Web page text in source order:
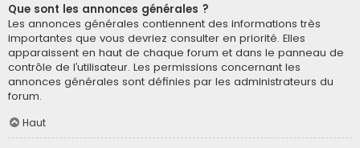
Que sont les annonces générales ?
Les annonces générales contiennent des informations très
importantes que vous devriez consulter en priorité. Elles
apparaissent en haut de chaque forum et dans le panneau de
contrôle de l’utilisateur. Les permissions concernant les
annonces générales sont définies par les administrateurs du
forum.
Haut